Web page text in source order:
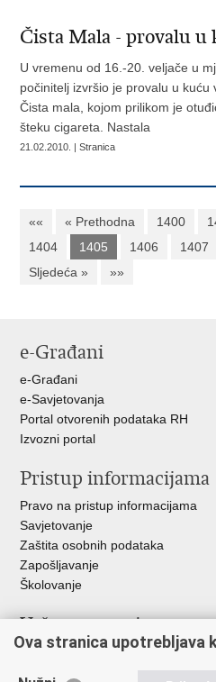
Čista Mala - provalu u
U vremenu od 16.-20. veljače u
počinitelj izvršio je provalu u
Čista mala, kojom prilikom je
šteku cigareta. Nastala
21.02.2010. | Stranica
«« « Prethodna 1400
1404
1405 1406 1407
Sljedeća »
»»
e-Građani
e-Građani
e-Savjetovanja
Portal otvorenih podataka RH
Izvozni portal
Pristup informacijama
Pravo na pristup informacijama
Savjetovanje
Zaštita osobnih podataka
Zapošljavanje
Školovanje
Važne poveznice
Ministarstvo unutarnjih poslova
Ova stranica upotrebljava